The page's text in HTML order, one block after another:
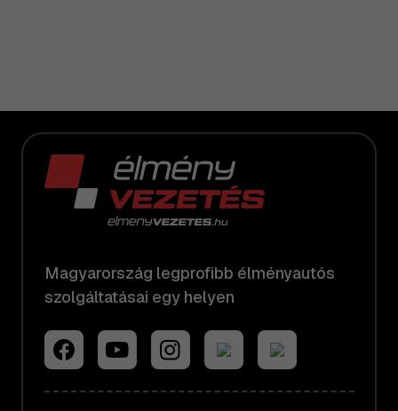
Magyarország legprofibb élményautós
szolgáltatásai egy helyen